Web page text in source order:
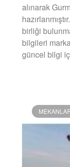
alınarak
birliği
bilgileri
güncel bilgi